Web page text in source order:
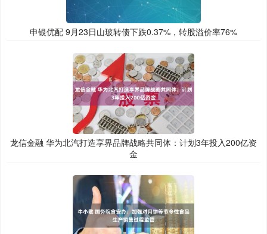
申银优配 9月23日山玻转债下跌0.37%，转股溢价率76%
龙信金融 华为北汽打造享界品牌战略共同体：计划3年投入200亿资
金